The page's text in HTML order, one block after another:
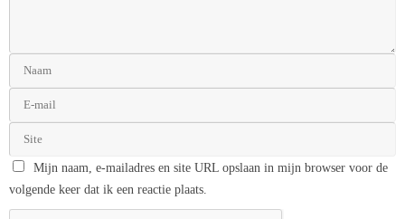
Mijn naam, e-mailadres en site URL opslaan in mijn browser voor de
volgende keer dat ik een reactie plaats.